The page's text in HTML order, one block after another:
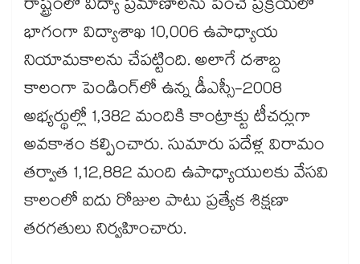
రాష్ట్రంలో విద్యా ప్రమాణాలను పెంచే ప్రక్రియలో
భాగంగా విద్యాశాఖ 10,006 ఉపాధ్యాయ
నియామకాలను చేపట్టింది. అలాగే దశాబ్ద
కాలంగా పెండింగ్‌‌‌‌‌‌‌‌‌‌‌‌‌‌‌‌లో ఉన్న డీఎస్సీ-2008
అభ్యర్థుల్లో 1,382 మందికి కాంట్రాక్టు టీచర్లుగా
అవకాశం కల్పించారు. సుమారు పదేళ్ల విరామం
తర్వాత 1,12,882 మంది ఉపాధ్యాయులకు వేసవి
కాలంలో ఐదు రోజుల పాటు ప్రత్యేక శిక్షణా
తరగతులు నిర్వహించారు.